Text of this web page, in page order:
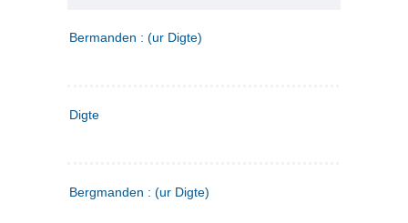
Bermanden : (ur Digte)
Digte
Bergmanden : (ur Digte)